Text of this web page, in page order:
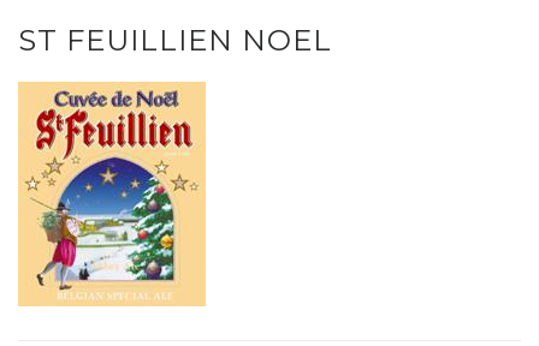
ST FEUILLIEN NOEL